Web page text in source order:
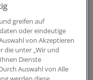
Menschen mit
durch den
Papier. Damit
mehr
greifen auf
oder eindeutige
von Akzeptieren
die unter „Wir und
Dienste
Auswahl von Alle